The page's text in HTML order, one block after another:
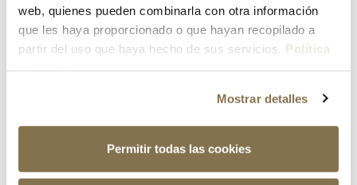
web, quienes pueden combinarla con otra información
que les haya proporcionado o que hayan recopilado a
partir del uso que haya hecho de sus servicios. Política
Mostrar detalles
Permitir todas las cookies